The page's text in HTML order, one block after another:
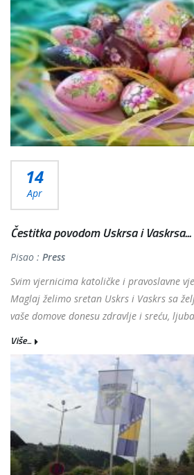
14
Apr
Čestitka povodom Uskrsa i Vaskrsa...
Pisao : Press
Svim vjernicima katoličke i pravoslavne
Maglaj želimo sretan Uskrs i Vaskrs sa
vaše domove donesu zdravlje i sreću,
Više...